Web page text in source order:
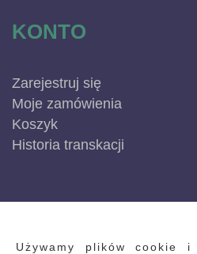
Używamy plików cookie i
KONTO
Zarejestruj się
Moje zamówienia
Koszyk
Historia transkacji
INFORMACJE